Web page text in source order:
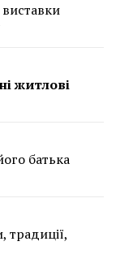
житлові
батька
традиції,